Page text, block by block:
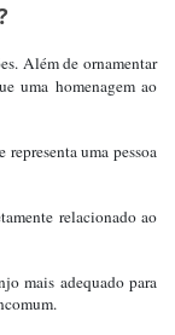
Além de ornamentar
uma homenagem ao
representa uma pessoa
relacionado ao
mais adequado para